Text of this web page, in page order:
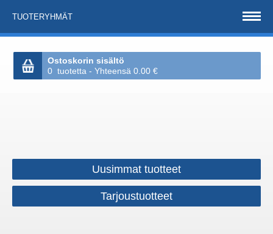
TUOTERYHMÄT
Ostoskorin sisältö
0 tuotetta - Yhteensä 0.00 €
Uusimmat tuotteet
Tarjoustuotteet